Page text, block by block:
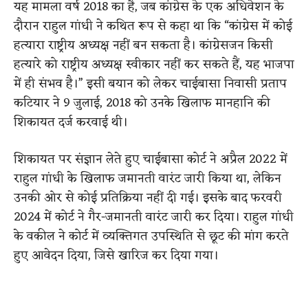
यह मामला वर्ष 2018 का है, जब कांग्रेस के एक अधिवेशन के
दौरान राहुल गांधी ने कथित रूप से कहा था कि “कांग्रेस में कोई
हत्यारा राष्ट्रीय अध्यक्ष नहीं बन सकता है। कांग्रेसजन किसी
हत्यारे को राष्ट्रीय अध्यक्ष स्वीकार नहीं कर सकते हैं, यह भाजपा
में ही संभव है।” इसी बयान को लेकर चाईबासा निवासी प्रताप
कटियार ने 9 जुलाई, 2018 को उनके खिलाफ मानहानि की
शिकायत दर्ज करवाई थी।
शिकायत पर संज्ञान लेते हुए चाईबासा कोर्ट ने अप्रैल 2022 में
राहुल गांधी के खिलाफ जमानती वारंट जारी किया था, लेकिन
उनकी ओर से कोई प्रतिक्रिया नहीं दी गई। इसके बाद फरवरी
2024 में कोर्ट ने गैर-जमानती वारंट जारी कर दिया। राहुल गांधी
के वकील ने कोर्ट में व्यक्तिगत उपस्थिति से छूट की मांग करते
हुए आवेदन दिया, जिसे खारिज कर दिया गया।